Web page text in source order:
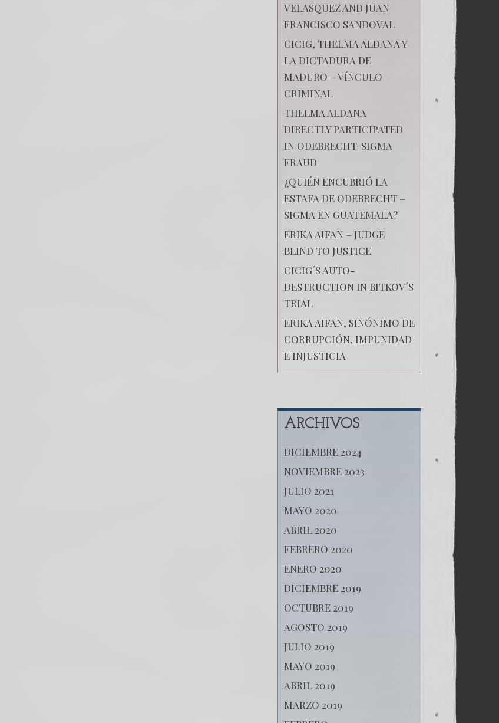
VELASQUEZ AND JUAN
FRANCISCO SANDOVAL
CICIG, THELMA ALDANA Y
LA DICTADURA DE
MADURO – VÍNCULO
CRIMINAL
THELMA ALDANA
DIRECTLY PARTICIPATED
IN ODEBRECHT-SIGMA
FRAUD
¿QUIÉN ENCUBRIÓ LA
ESTAFA DE ODEBRECHT –
SIGMA EN GUATEMALA?
ERIKA AIFAN – JUDGE
BLIND TO JUSTICE
CICIG´S AUTO-
DESTRUCTION IN BITKOV´S
TRIAL
ERIKA AIFAN, SINÓNIMO DE
CORRUPCIÓN, IMPUNIDAD
E INJUSTICIA
ARCHIVOS
DICIEMBRE 2024
NOVIEMBRE 2023
JULIO 2021
MAYO 2020
ABRIL 2020
FEBRERO 2020
ENERO 2020
DICIEMBRE 2019
OCTUBRE 2019
AGOSTO 2019
JULIO 2019
MAYO 2019
ABRIL 2019
MARZO 2019